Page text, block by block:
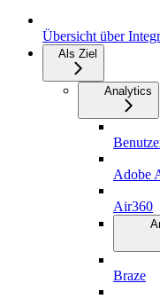
Übersicht über
Als Ziel
Analytics
Adobe
Air360
Braze